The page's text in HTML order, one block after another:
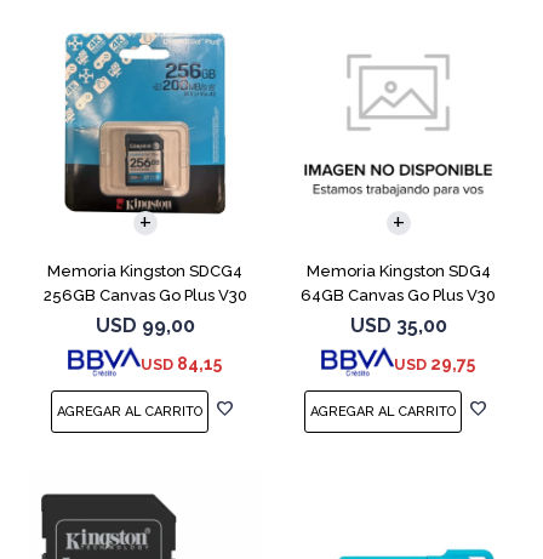
Memoria Kingston SDCG4
256GB Canvas Go Plus V30
USD 99,00
USD 84,15
Memoria Kingston SDG4
64GB Canvas Go Plus V30
USD 35,00
USD 29,75